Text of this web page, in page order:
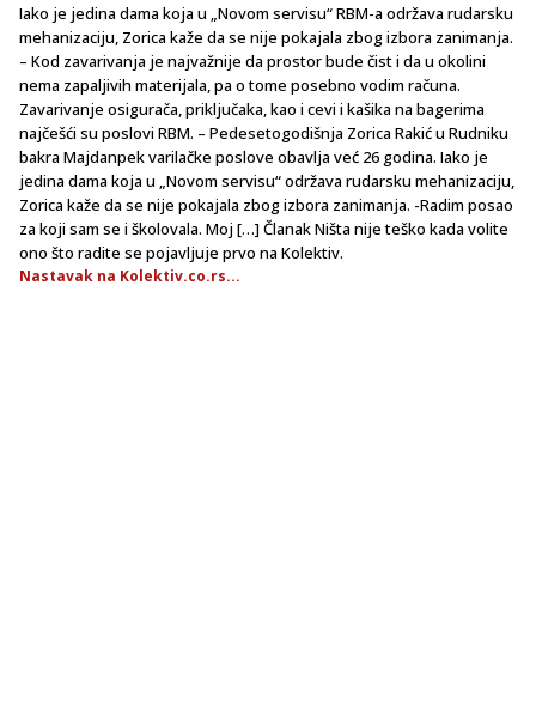
Iako je jedina dama koja u „Novom servisu“ RBM-a održava rudarsku
mehanizaciju, Zorica kaže da se nije pokajala zbog izbora zanimanja.
– Kod zavarivanja je najvažnije da prostor bude čist i da u okolini
nema zapaljivih materijala, pa o tome posebno vodim računa.
Zavarivanje osigurača, priključaka, kao i cevi i kašika na bagerima
najčešći su poslovi RBM. – Pedesetogodišnja Zorica Rakić u Rudniku
bakra Majdanpek varilačke poslove obavlja već 26 godina. Iako je
jedina dama koja u „Novom servisu“ održava rudarsku mehanizaciju,
Zorica kaže da se nije pokajala zbog izbora zanimanja. -Radim posao
za koji sam se i školovala. Moj […] Članak Ništa nije teško kada volite
ono što radite se pojavljuje prvo na Kolektiv.
Nastavak na Kolektiv.co.rs...